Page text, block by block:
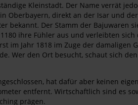
Kleinstadt. Der Name verrät
direkt an der Isar und
bekannt. Der Stamm der Bajuwaren
ihre Fühler aus und verleibten
im Jahr 1818 im Zuge der
Wer den Ort besucht, schaut sich
hat dafür aber keinen
entfernt. Wirtschaftlich sind es
prägen.